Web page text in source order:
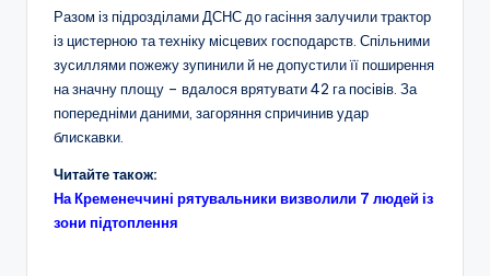
Разом із підрозділами ДСНС до гасіння залучили трактор
із цистерною та техніку місцевих господарств. Спільними
зусиллями пожежу зупинили й не допустили її поширення
на значну площу – вдалося врятувати 42 га посівів. За
попередніми даними, загоряння спричинив удар
блискавки.
Читайте також:
На Кременеччині рятувальники визволили 7 людей із
зони підтоплення